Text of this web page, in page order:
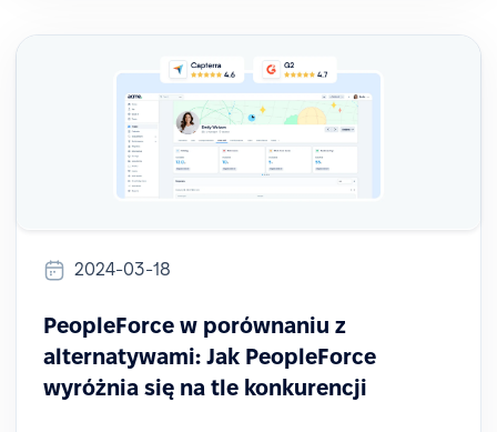
2024-03-18
PeopleForce w porównaniu z
alternatywami: Jak PeopleForce
wyróżnia się na tle konkurencji